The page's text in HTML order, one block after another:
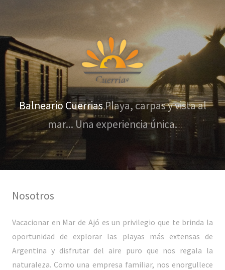
Balneario CuerriasPlaya, carpas y vista al
mar... Una experiencia única.
Nosotros
Vacacionar en Mar de Ajó es un privilegio que te brinda la
oportunidad de explorar las playas más extensas de
Argentina y disfrutar del aire puro que nos regala la
naturaleza. Como una empresa familiar, nos enorgullece